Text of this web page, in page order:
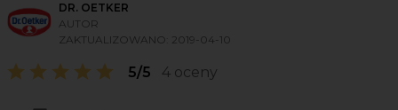
DR. OETKER
AUTOR
ZAKTUALIZOWANO: 2019-04-10
5/5 4 oceny